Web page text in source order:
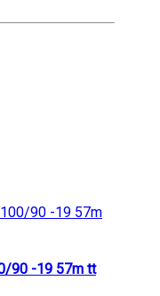
90 -19 57m tt